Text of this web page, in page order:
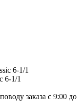
6-1/1
заказа с 9:00 до